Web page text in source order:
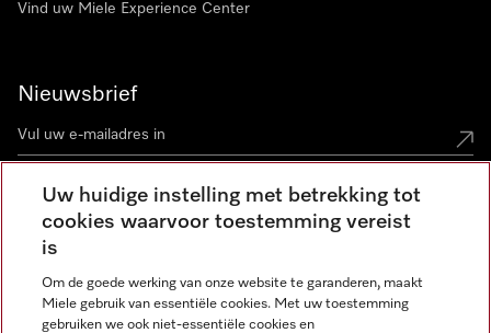
Vind uw Miele Experience Center
Nieuwsbrief
Contact contact@miele-support.be
Taal
Uw huidige instelling met betrekking tot
cookies waarvoor toestemming vereist
is
Om de goede werking van onze website te garanderen, maakt
Miele gebruik van essentiële cookies. Met uw toestemming
gebruiken we ook niet-essentiële cookies en